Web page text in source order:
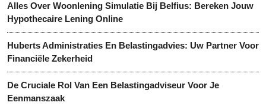
Alles Over Woonlening Simulatie Bij Belfius: Bereken Jouw
Hypothecaire Lening Online
Huberts Administraties En Belastingadvies: Uw Partner Voor
Financiële Zekerheid
De Cruciale Rol Van Een Belastingadviseur Voor Je
Eenmanszaak